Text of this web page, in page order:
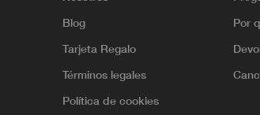
Blog
Tarjeta Regalo
Términos legales
Política de cookies
Por